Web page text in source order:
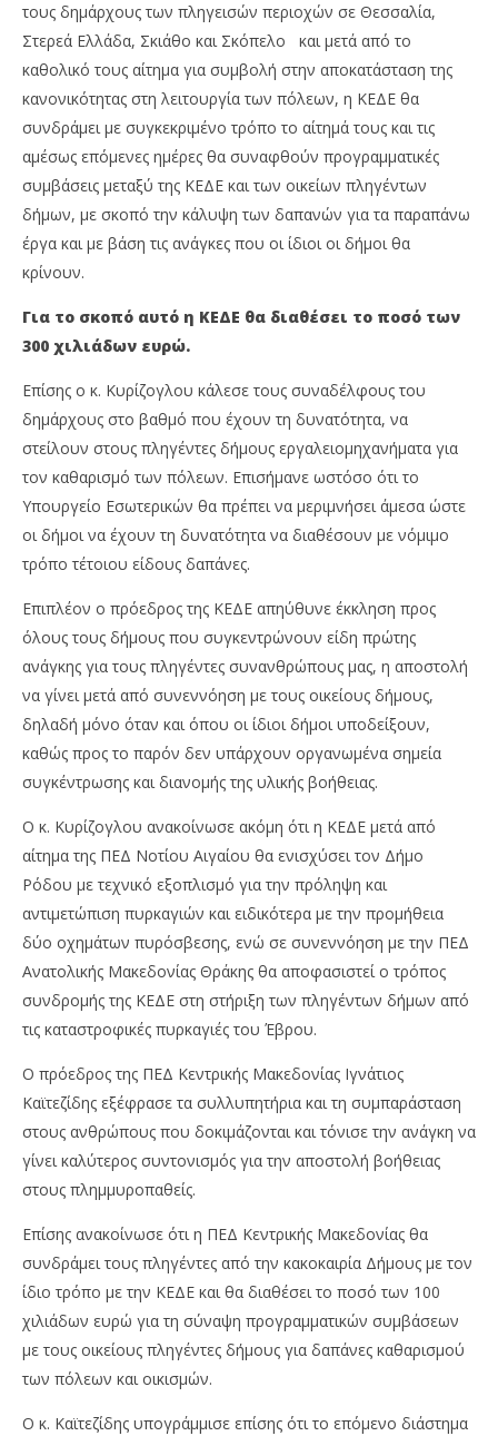
τους δημάρχους των πληγεισών περιοχών σε Θεσσαλία,
Στερεά Ελλάδα, Σκιάθο και Σκόπελο και μετά από το
καθολικό τους αίτημα για συμβολή στην αποκατάσταση της
κανονικότητας στη λειτουργία των πόλεων, η ΚΕΔΕ θα
συνδράμει με συγκεκριμένο τρόπο το αίτημά τους και τις
αμέσως επόμενες ημέρες θα συναφθούν προγραμματικές
συμβάσεις μεταξύ της ΚΕΔΕ και των οικείων πληγέντων
δήμων, με σκοπό την κάλυψη των δαπανών για τα παραπάνω
έργα και με βάση τις ανάγκες που οι ίδιοι οι δήμοι θα
κρίνουν.
Για το σκοπό αυτό η ΚΕΔΕ θα διαθέσει το ποσό των
300 χιλιάδων ευρώ.
Επίσης ο κ. Κυρίζογλου κάλεσε τους συναδέλφους του
δημάρχους στο βαθμό που έχουν τη δυνατότητα, να
στείλουν στους πληγέντες δήμους εργαλειομηχανήματα για
τον καθαρισμό των πόλεων. Επισήμανε ωστόσο ότι το
Υπουργείο Εσωτερικών θα πρέπει να μεριμνήσει άμεσα ώστε
οι δήμοι να έχουν τη δυνατότητα να διαθέσουν με νόμιμο
τρόπο τέτοιου είδους δαπάνες.
Επιπλέον ο πρόεδρος της ΚΕΔΕ απηύθυνε έκκληση προς
όλους τους δήμους που συγκεντρώνουν είδη πρώτης
ανάγκης για τους πληγέντες συνανθρώπους μας, η αποστολή
να γίνει μετά από συνεννόηση με τους οικείους δήμους,
δηλαδή μόνο όταν και όπου οι ίδιοι δήμοι υποδείξουν,
καθώς προς το παρόν δεν υπάρχουν οργανωμένα σημεία
συγκέντρωσης και διανομής της υλικής βοήθειας.
Ο κ. Κυρίζογλου ανακοίνωσε ακόμη ότι η ΚΕΔΕ μετά από
αίτημα της ΠΕΔ Νοτίου Αιγαίου θα ενισχύσει τον Δήμο
Ρόδου με τεχνικό εξοπλισμό για την πρόληψη και
αντιμετώπιση πυρκαγιών και ειδικότερα με την προμήθεια
δύο οχημάτων πυρόσβεσης, ενώ σε συνεννόηση με την ΠΕΔ
Ανατολικής Μακεδονίας Θράκης θα αποφασιστεί ο τρόπος
συνδρομής της ΚΕΔΕ στη στήριξη των πληγέντων δήμων από
τις καταστροφικές πυρκαγιές του Έβρου.
Ο πρόεδρος της ΠΕΔ Κεντρικής Μακεδονίας Ιγνάτιος
Καϊτεζίδης εξέφρασε τα συλλυπητήρια και τη συμπαράσταση
στους ανθρώπους που δοκιμάζονται και τόνισε την ανάγκη να
γίνει καλύτερος συντονισμός για την αποστολή βοήθειας
στους πλημμυροπαθείς.
Επίσης ανακοίνωσε ότι η ΠΕΔ Κεντρικής Μακεδονίας θα
συνδράμει τους πληγέντες από την κακοκαιρία Δήμους με τον
ίδιο τρόπο με την ΚΕΔΕ και θα διαθέσει το ποσό των 100
χιλιάδων ευρώ για τη σύναψη προγραμματικών συμβάσεων
με τους οικείους πληγέντες δήμους για δαπάνες καθαρισμού
των πόλεων και οικισμών.
Ο κ. Καϊτεζίδης υπογράμμισε επίσης ότι το επόμενο διάστημα